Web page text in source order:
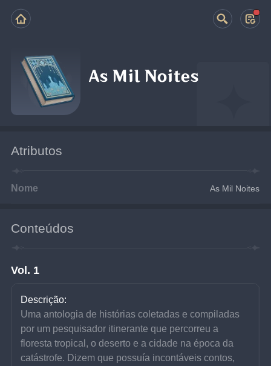
As Mil Noites
Atributos
Nome As Mil Noites
Conteúdos
Vol. 1
Descrição:
Uma antologia de histórias coletadas e compiladas
por um pesquisador itinerante que percorreu a
floresta tropical, o deserto e a cidade na época da
catástrofe. Dizem que possuía incontáveis contos,